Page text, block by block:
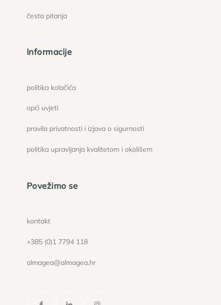
česta pitanja
Informacije
politika kolačića
opći uvjeti
pravila privatnosti i izjava o sigurnosti
politika upravljanja kvalitetom i okolišem
Povežimo se
kontakt
+385 (0)1 7794 118
almagea@almagea.hr